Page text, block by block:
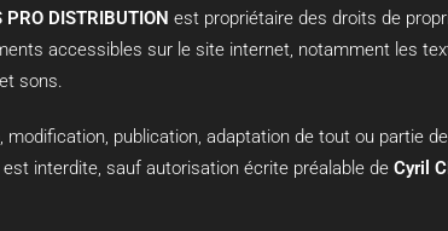
DISTRIBUTION est propriétaire des droits de
accessibles sur le site internet, notamment les
sons.
publication, adaptation de tout ou partie
interdite, sauf autorisation écrite préalable de Cyril